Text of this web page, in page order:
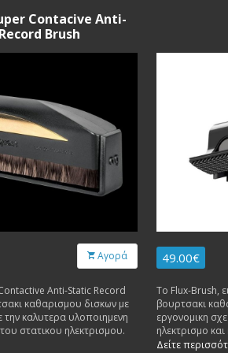
Contacive Anti-
Brush
Αγορά
Anti-Static Record
καθαρισμου δισκων με
καλυτερα υλοποιημενη
στατικου ηλεκτρισμου.
49.00€
To Flux-Brush,
βουρτσακι
εργονομικη
ηλεκτρισμο
σειρες ινων
Δείτε